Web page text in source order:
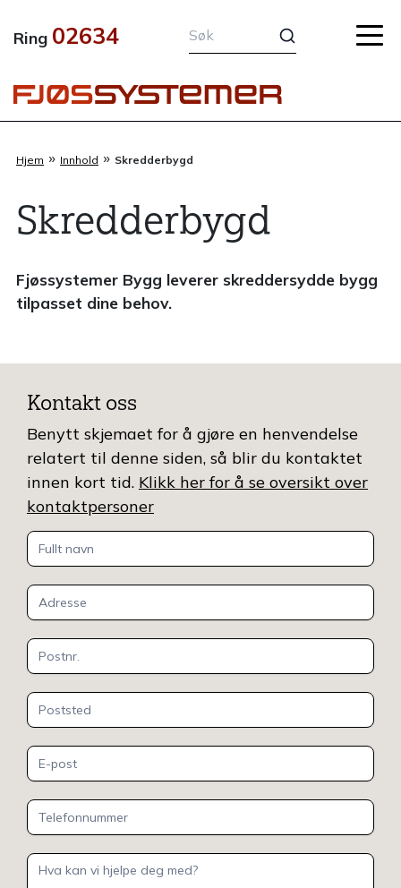
rett
innholdet
Ring 02634
Hjem » Innhold » Skredderbygd
Skredderbygd
Fjøssystemer Bygg leverer skreddersydde bygg
tilpasset dine behov.
Kontakt oss
Benytt skjemaet for å gjøre en henvendelse
relatert til denne siden, så blir du kontaktet
innen kort tid. Klikk her for å se oversikt over
kontaktpersoner
Kontakt
oss